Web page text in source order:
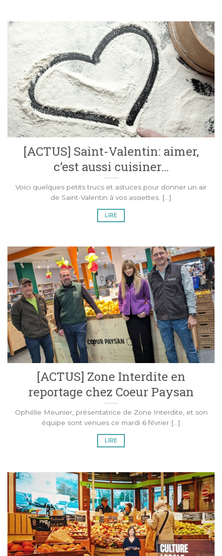
[ACTUS] Saint-Valentin: aimer,
c’est aussi cuisiner…
Voici quelques petits trucs et astuces pour donner un air
de Saint-Valentin à vos assiettes. [...]
LIRE
[ACTUS] Zone Interdite en
reportage chez Coeur Paysan
Ophélie Meunier, présentatrice de Zone Interdite, et son
équipe sont venues ce mardi 6 février [...]
LIRE